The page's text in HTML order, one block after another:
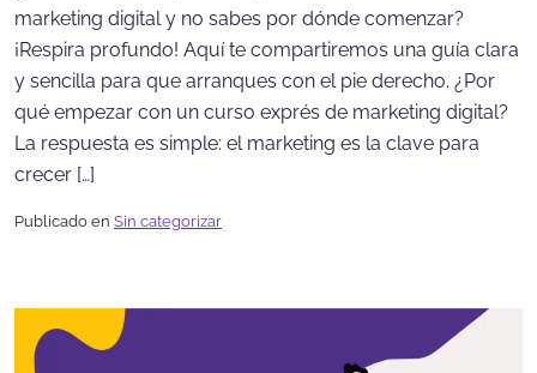
marketing digital y no sabes por dónde comenzar?
¡Respira profundo! Aquí te compartiremos una guía clara
y sencilla para que arranques con el pie derecho. ¿Por
qué empezar con un curso exprés de marketing digital?
La respuesta es simple: el marketing es la clave para
crecer […]
Publicado en Sin categorizar